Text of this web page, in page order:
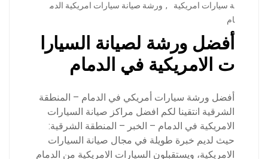
ة سيارات امريكية
, ورشة صيانة سيارات امريكية الدم
ام
أفضل ورشة لصيانة السيارا
ت الامريكية في الدمام
أفضل ورشة سيارات أمريكي في الدمام – المنطقة
الشرقية انتقينا لكم افضل مراكز صيانة السيارات
الامريكية في الدمام – الخبر – المنطقة الشرقية:
حيث لديم خبرة طويلة في مجال صيانة السيارات
الامريكية، ويستقبلون السيارات الامريكية من الدمام